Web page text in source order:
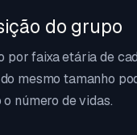
do grupo
faixa etária de
mesmo tamanho
número de vidas.